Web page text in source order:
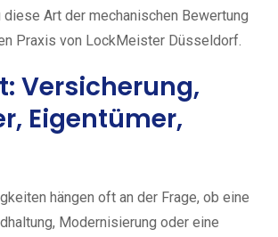
diese Art der mechanischen Bewertung
Praxis von LockMeister Düsseldorf.
Versicherung,
Eigentümer,
hängen oft an der Frage, ob eine
Modernisierung oder eine